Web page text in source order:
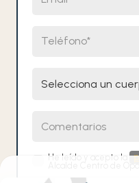
He leído y acepto la
Alcalde Centro de